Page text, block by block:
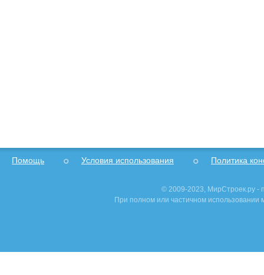
Помощь Условия использования Политика
© 2009-2023, МирСтроек.ру -
При полном или частичном использовании